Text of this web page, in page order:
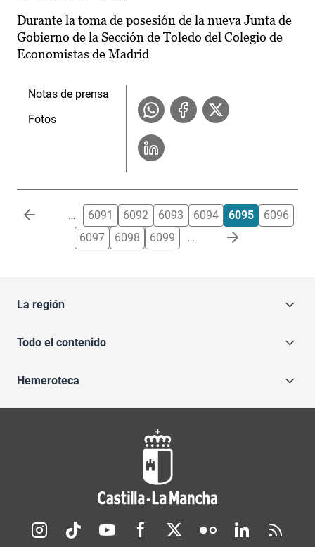
Durante la toma de posesión de la nueva Junta de
Gobierno de la Sección de Toledo del Colegio de
Economistas de Madrid
Notas de prensa
Fotos
Paginación … 6091 6092 6093 6094 6095
6096
6097
6098 6099 …
La región
Todo el contenido
Hemeroteca
Redes sociales JCCM